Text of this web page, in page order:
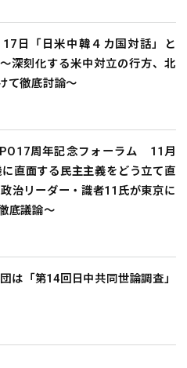
日「日米中韓４カ国対話」と
深刻化する米中対立の行方、北
て徹底討論～
周年記念フォーラム 11月
直面する民主主義をどう立て直
治リーダー・識者11氏が東京に
底議論～
は「第14回日中共同世論調査」